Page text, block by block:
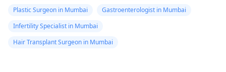
Plastic Surgeon in Mumbai
Gastroenterologist in Mumbai
Infertility Specialist in Mumbai
Hair Transplant Surgeon in Mumbai